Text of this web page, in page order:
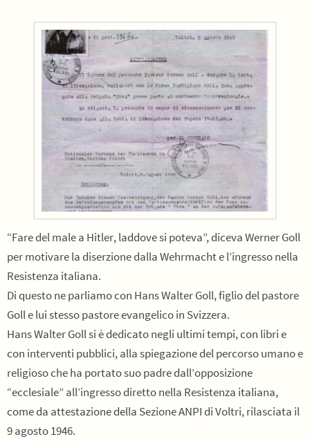
“Fare del male a Hitler, laddove si poteva”, diceva Werner Goll
per motivare la diserzione dalla Wehrmacht e l’ingresso nella
Resistenza italiana.
Di questo ne parliamo con Hans Walter Goll, figlio del pastore
Goll e lui stesso pastore evangelico in Svizzera.
Hans Walter Goll si è dedicato negli ultimi tempi, con libri e
con interventi pubblici, alla spiegazione del percorso umano e
religioso che ha portato suo padre dall’opposizione
“ecclesiale” all’ingresso diretto nella Resistenza italiana,
come da attestazione della Sezione ANPI di Voltri, rilasciata il
9 agosto 1946.